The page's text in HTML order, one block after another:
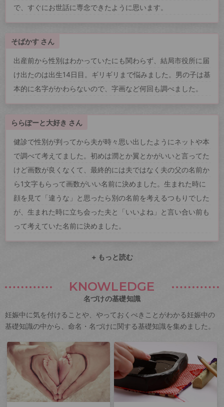
で、すぐにお世話に専念できたように思います。
そばかす さん
出産前から性別はわかっていたにも関わらず、結局市役所に届
け出たのは出生14日目。ギリギリまで悩みました。男の子は基
本的に名字がかわらないので、字画など何回も調べました。
ららぽーと大好き さん
健診で性別が判ってから夫が時々思い出したようにネットや本
で調べて考えてました。初めは潤とか翼とかがいいと言ってた
けど画数が良くなくて、最終的には夫ではなく夫の父の名前か
ら1文字もらって画数がいい名前に決めました。生まれた時に
顔を見て「違うな」と思ったら別の名前を考えるつもりでした
が、生まれた時に立ち会った夫と「いいよね」と言い合い前も
って考えていた名前に決めました。
+ もっと読む
KNOWLEDGE
名づけの基礎知識
妊娠中に気を付けることや、やっておくべきことがわかる妊娠中の
基礎知識の中から、命名・名づけに関する基礎知識を集めました。